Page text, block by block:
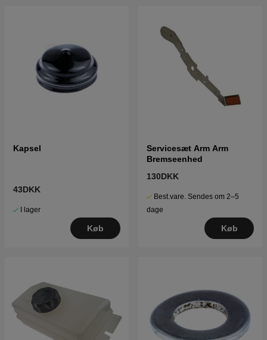
Kapsel
43DKK
I lager
Køb
Servicesæt Arm Arm
Bremseenhed
130DKK
Best.vare. Sendes om 2–5
dage
Køb